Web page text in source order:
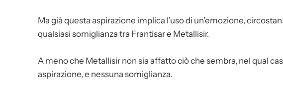
Ma già questa aspirazione implica l’uso di un’emozione,
qualsiasi somiglianza tra Frantisar e Metallisir.
A meno che Metallisir non sia affatto ciò che sembra, nel qual
aspirazione, e nessuna somiglianza.